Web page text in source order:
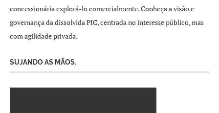
concessionária explorá-lo comercialmente. Conheça a visão e
governança da dissolvida PIC, centrada no interesse público, mas
com agilidade privada.
SUJANDO AS MÃOS.